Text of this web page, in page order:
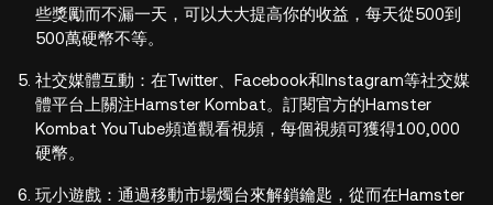
些獎勵而不漏一天，可以大大提高你的收益，每天從500到
500萬硬幣不等。
社交媒體互動：在Twitter、Facebook和Instagram等社交媒
體平台上關注Hamster Kombat。訂閱官方的Hamster
Kombat YouTube頻道觀看視頻，每個視頻可獲得100,000
硬幣。
玩小遊戲：通過移動市場燭台來解鎖鑰匙，從而在Hamster